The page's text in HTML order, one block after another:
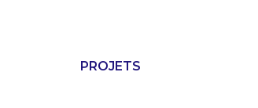
PROJETS